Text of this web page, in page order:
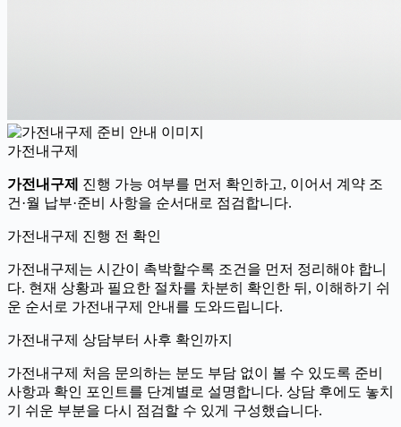
가전내구제
가전내구제
진행 가능 여부를 먼저 확인하고, 이어서 계약 조
건·월 납부·준비 사항을 순서대로 점검합니다.
가전내구제 진행 전 확인
가전내구제는 시간이 촉박할수록 조건을 먼저 정리해야 합니
다. 현재 상황과 필요한 절차를 차분히 확인한 뒤, 이해하기 쉬
운 순서로 가전내구제 안내를 도와드립니다.
가전내구제 상담부터 사후 확인까지
가전내구제 처음 문의하는 분도 부담 없이 볼 수 있도록 준비
사항과 확인 포인트를 단계별로 설명합니다. 상담 후에도 놓치
기 쉬운 부분을 다시 점검할 수 있게 구성했습니다.